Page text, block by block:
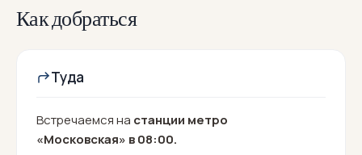
Как добраться
Туда
Встречаемся на станции метро
«Московская» в 08:00.